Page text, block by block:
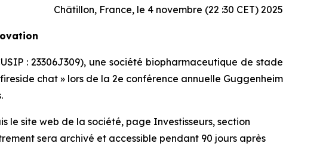
Châtillon, France, le 4 novembre (22 :30 CET) 2025
: 23306J309), une société biopharmaceutique de stade
chat » lors de la 2e conférence annuelle Guggenheim
le site web de la société, page Investisseurs, section
sera archivé et accessible pendant 90 jours après